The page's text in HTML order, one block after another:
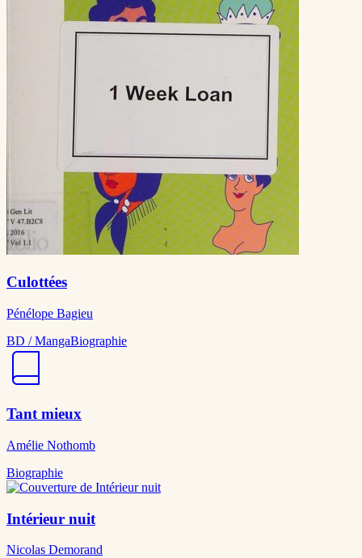
Culottées
Pénélope Bagieu
BD / MangaBiographie
Tant mieux
Amélie Nothomb
Biographie
Intérieur nuit
Nicolas Demorand